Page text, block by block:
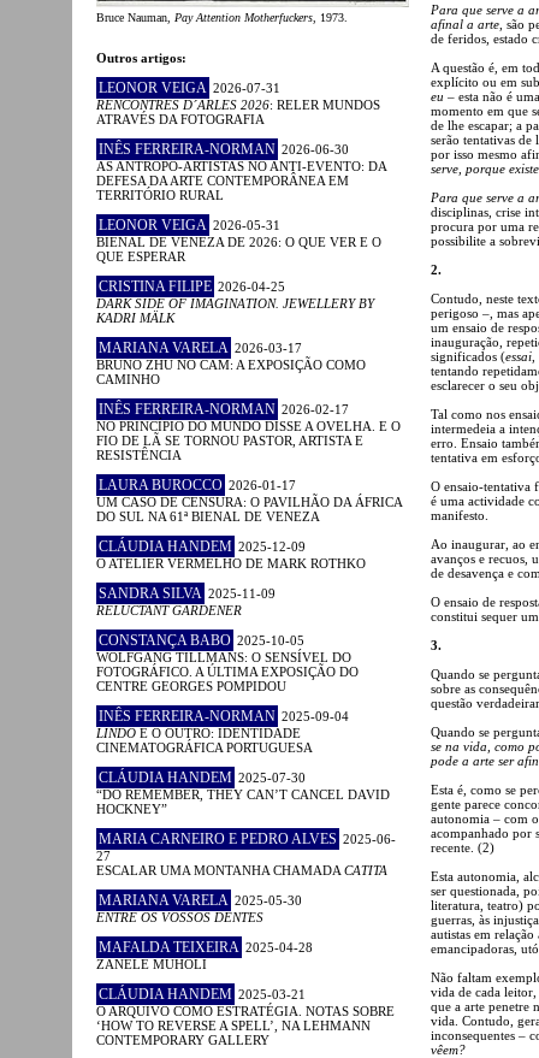
Bruce Nauman, Pay Attention Motherfuckers , 1973.
Outros artigos:
LEONOR VEIGA 2026-07-31
RENCONTRES D´ARLES 2026: RELER MUNDOS
ATRAVÉS DA FOTOGRAFIA
INÊS FERREIRA-NORMAN 2026-06-30
AS ANTROPO-ARTISTAS NO ANTI-EVENTO: DA
DEFESA DA ARTE CONTEMPORÂNEA EM
TERRITÓRIO RURAL
LEONOR VEIGA 2026-05-31
BIENAL DE VENEZA DE 2026: O QUE VER E O
QUE ESPERAR
CRISTINA FILIPE 2026-04-25
DARK SIDE OF IMAGINATION. JEWELLERY BY
KADRI MÄLK
MARIANA VARELA 2026-03-17
BRUNO ZHU NO CAM: A EXPOSIÇÃO COMO
CAMINHO
INÊS FERREIRA-NORMAN 2026-02-17
NO PRINCÍPIO DO MUNDO DISSE A OVELHA. E O
FIO DE LÃ SE TORNOU PASTOR, ARTISTA E
RESISTÊNCIA
LAURA BUROCCO 2026-01-17
UM CASO DE CENSURA: O PAVILHÃO DA ÁFRICA
DO SUL NA 61ª BIENAL DE VENEZA
CLÁUDIA HANDEM 2025-12-09
O ATELIER VERMELHO DE MARK ROTHKO
SANDRA SILVA 2025-11-09
RELUCTANT GARDENER
CONSTANÇA BABO 2025-10-05
WOLFGANG TILLMANS: O SENSÍVEL DO
FOTOGRÁFICO. A ÚLTIMA EXPOSIÇÃO DO
CENTRE GEORGES POMPIDOU
INÊS FERREIRA-NORMAN 2025-09-04
LINDO E O OUTRO: IDENTIDADE
CINEMATOGRÁFICA PORTUGUESA
CLÁUDIA HANDEM 2025-07-30
“DO REMEMBER, THEY CAN’T CANCEL DAVID
HOCKNEY”
MARIA CARNEIRO E PEDRO ALVES 2025-06-
27
ESCALAR UMA MONTANHA CHAMADA CATITA
MARIANA VARELA 2025-05-30
ENTRE OS VOSSOS DENTES
MAFALDA TEIXEIRA 2025-04-28
ZANELE MUHOLI
CLÁUDIA HANDEM 2025-03-21
O ARQUIVO COMO ESTRATÉGIA. NOTAS SOBRE
‘HOW TO REVERSE A SPELL’, NA LEHMANN
CONTEMPORARY GALLERY
Para que serve a
afinal a arte , são
de feridos, estado
A questão é, em
explícito ou em
eu – esta não é
momento em que
de lhe escapar; a
serão tentativas
por isso mesmo
serve, porque
Para que serve a
disciplinas, crise
procura por uma
possibilite a
2.
Contudo, neste
perigoso –, mas
um ensaio de
inauguração,
significados (essai
tentando
esclarecer o seu
Tal como nos
intermedeia a
erro. Ensaio
tentativa em
O ensaio-tentativa
é uma actividade
manifesto.
Ao inaugurar, ao
avanços e recuos,
de desavença e
O ensaio de
constitui sequer
3.
Quando se
sobre as
questão
Quando se
se na vida, como
pode a arte ser
Esta é, como se
gente parece
autonomia – com
acompanhado por
recente. (2)
Esta autonomia,
ser questionada,
literatura, teatro)
guerras, às
autistas em
emancipadoras,
Não faltam
vida de cada
que a arte penetre
vida. Contudo,
inconsequentes –
vêem?